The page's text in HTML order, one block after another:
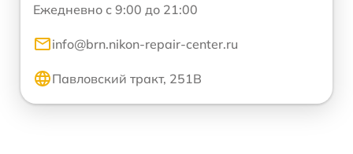
Ежедневно с 9:00 до 21:00
info@brn.nikon-repair-center.ru
Павловский тракт, 251В